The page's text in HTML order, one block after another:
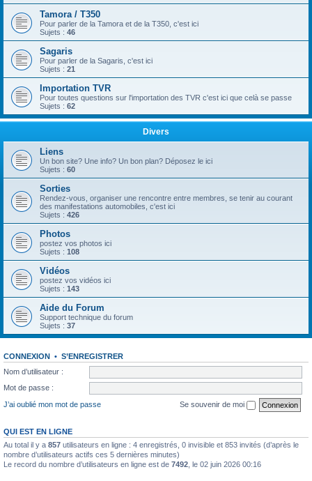
Tamora / T350
Pour parler de la Tamora et de la T350, c'est ici
Sujets : 46
Sagaris
Pour parler de la Sagaris, c'est ici
Sujets : 21
Importation TVR
Pour toutes questions sur l'importation des TVR c'est ici que celà se passe
Sujets : 62
Divers
Liens
Un bon site? Une info? Un bon plan? Déposez le ici
Sujets : 60
Sorties
Rendez-vous, organiser une rencontre entre membres, se tenir au courant
des manifestations automobiles, c'est ici
Sujets : 426
Photos
postez vos photos ici
Sujets : 108
Vidéos
postez vos vidéos ici
Sujets : 143
Aide du Forum
Support technique du forum
Sujets : 37
CONNEXION • S’ENREGISTRER
Nom d’utilisateur :
Mot de passe :
J’ai oublié mon mot de passe
Se souvenir de moi
QUI EST EN LIGNE
Au total il y a 857 utilisateurs en ligne : 4 enregistrés, 0 invisible et 853 invités (d’après le
nombre d’utilisateurs actifs ces 5 dernières minutes)
Le record du nombre d’utilisateurs en ligne est de 7492 , le 02 juin 2026 00:16